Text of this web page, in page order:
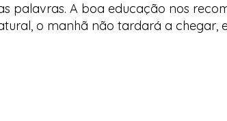
palavras. A boa educação nos
o manhã não tardará a chegar,